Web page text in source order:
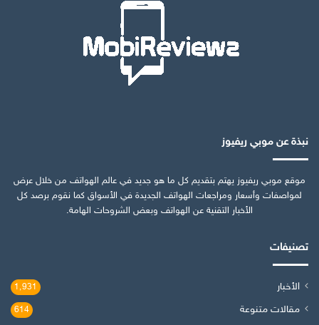
نبذة عن موبي ريفيوز
موقع موبي ريفيوز يهتم بتقديم كل ما هو جديد في عالم الهواتف من خلال عرض
لمواصفات وأسعار ومراجعات الهواتف الجديدة في الأسواق كما نقوم برصد كل
الأخبار التقنية عن الهواتف وبعض الشروحات الهامة.
تصنيفات
الأخبار 1٬931
مقالات متنوعة 614